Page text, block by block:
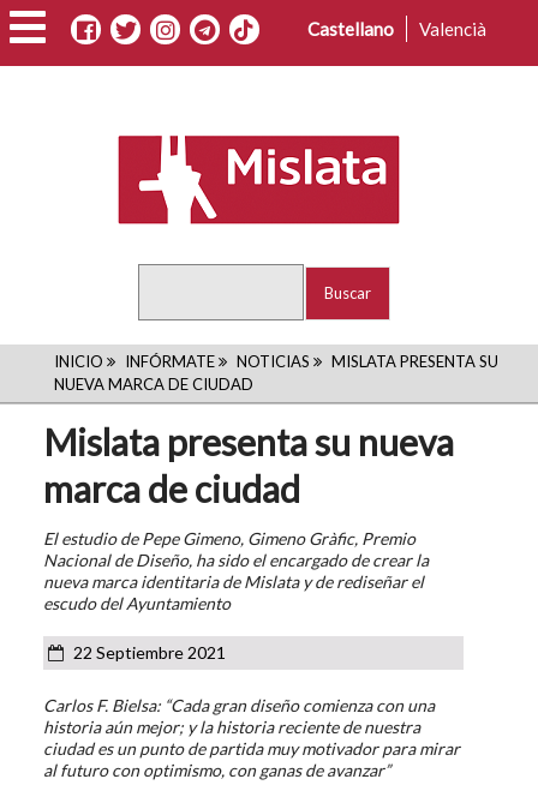
Pasar
al
contenido
Castellano Valencià
RUTA
DE
NAVEGACIÓN
INICIO INFÓRMATE NOTICIAS
MISLATA PRESENTA SU
NUEVA MARCA DE CIUDAD
Mislata presenta su nueva
marca de ciudad
El estudio de Pepe Gimeno, Gimeno Gràfic, Premio
Nacional de Diseño, ha sido el encargado de crear la
nueva marca identitaria de Mislata y de rediseñar el
escudo del Ayuntamiento
22 Septiembre 2021
Carlos F. Bielsa: “Cada gran diseño comienza con una
historia aún mejor; y la historia reciente de nuestra
ciudad es un punto de partida muy motivador para mirar
al futuro con optimismo, con ganas de avanzar”